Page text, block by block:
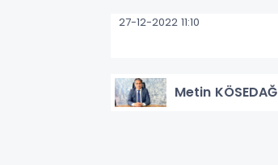
27-12-2022 11:10
Metin KÖSEDAĞ